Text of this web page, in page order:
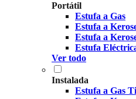
Portátil
Estufa a Gas
Estufa a
Estufa a
Estufa
Ver todo
Instalada
Estufa a Gas